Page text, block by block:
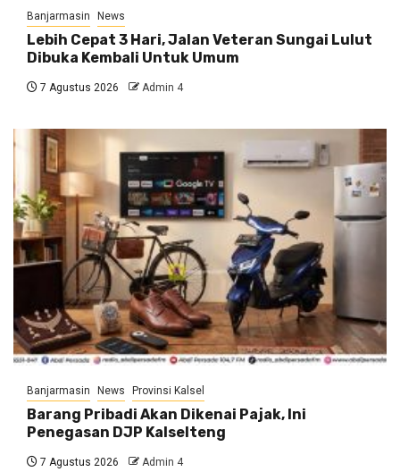
Banjarmasin News
Lebih Cepat 3 Hari, Jalan Veteran Sungai Lulut
Dibuka Kembali Untuk Umum
7 Agustus 2026 Admin 4
Banjarmasin News Provinsi Kalsel
Barang Pribadi Akan Dikenai Pajak, Ini
Penegasan DJP Kalselteng
7 Agustus 2026 Admin 4